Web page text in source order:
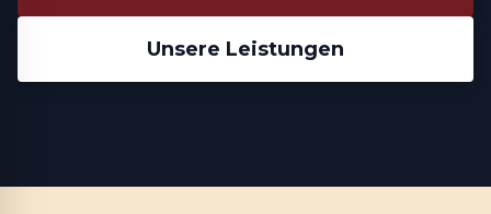
Unsere Leistungen